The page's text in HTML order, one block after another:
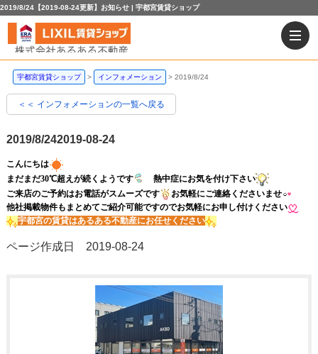
2019/8/24【2019-08-24更新】お知らせ | 宇都宮賃貸ショップ
宇都宮賃貸ショップ インフォメーション 2019/8/24
＜＜ インフォメーションの一覧へ戻る
2019/8/242019-08-24
こんにちは
まだまだ30℃超えが続くようです
熱中症にお気を付け下さい
ご来店のご予約はお電話がスムーズです
お気軽にご連絡くださいませ
他社掲載物件もまとめてご紹介可能ですのでお気軽にお申し付けください
宇都宮の賃貸はあるある不動産にお任せください
ページ作成日 2019-08-24